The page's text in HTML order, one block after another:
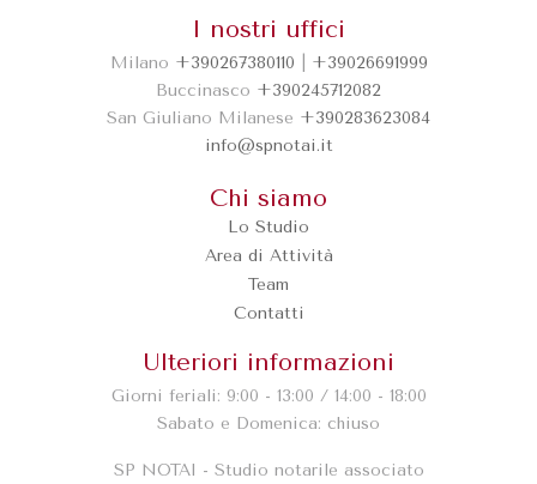
Ho letto e accetto le condizioni dellaprivacy
INVIA MESSAGGIO
I nostri uffici
Milano +390267380110
+39026691999
Buccinasco +390245712082
San Giuliano Milanese +390283623084
info@spnotai.it
Chi siamo
Lo Studio
Area di Attività
Team
Contatti
Ulteriori informazioni
Giorni feriali: 9:00 - 13:00 / 14:00 - 18:00
Sabato e Domenica: chiuso
SP NOTAI - Studio notarile associato